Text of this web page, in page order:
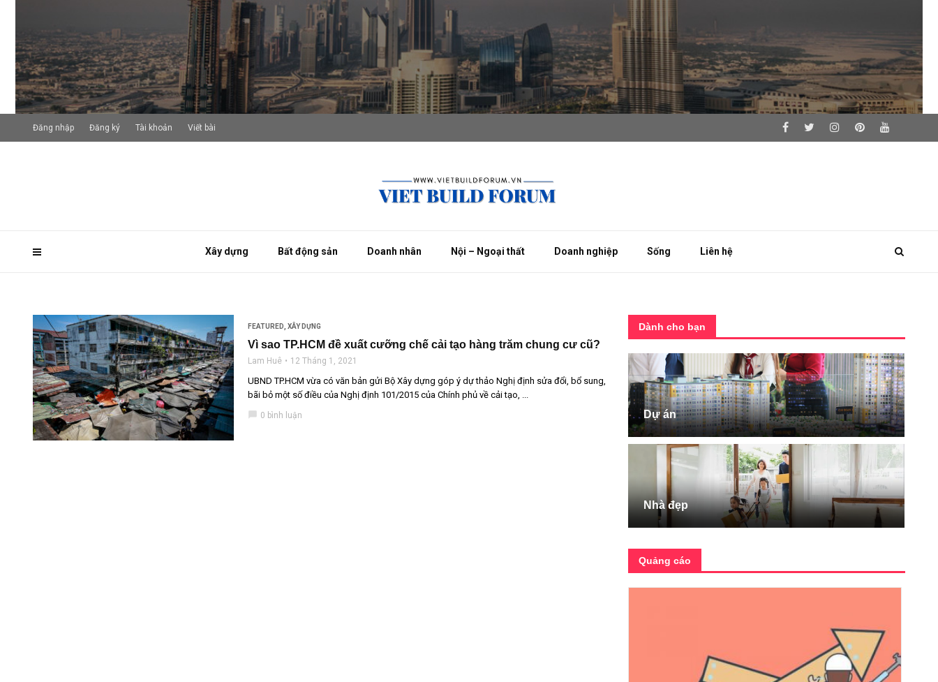
Xây dựng Bất động sản Doanh nhân Nội – Ngoại thất Doanh nghiệp Sống Liên hệ
Đăng nhập Đăng ký Tài khoản Viết bài
FEATURED XÂY DỰNG
Vì sao TP.HCM đề xuất cưỡng chế cải tạo hàng trăm chung cư cũ?
Lam Huê 12 Tháng 1, 2021
UBND TP.HCM vừa có văn bản gửi Bộ Xây dựng góp ý dự thảo Nghị định sửa đổi, bổ sung,
bãi bỏ một số điều của Nghị định 101/2015 của Chính phủ về cải tạo, ...
0 bình luận
Dành cho bạn
Dự án
Nhà đẹp
Quảng cáo